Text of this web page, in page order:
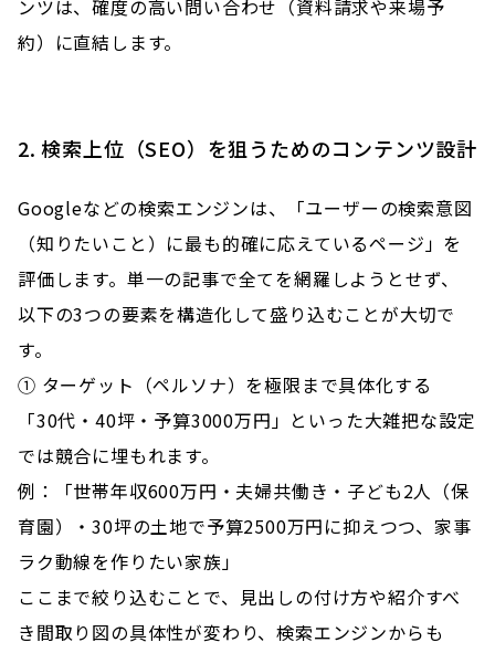
ンツは、確度の高い問い合わせ（資料請求や来場予
約）に直結します。
2. 検索上位（SEO）を狙うためのコンテンツ設計
Googleなどの検索エンジンは、「ユーザーの検索意図
（知りたいこと）に最も的確に応えているページ」を
評価します。単一の記事で全てを網羅しようとせず、
以下の3つの要素を構造化して盛り込むことが大切で
す。
① ターゲット（ペルソナ）を極限まで具体化する
「30代・40坪・予算3000万円」といった大雑把な設定
では競合に埋もれます。
例：「世帯年収600万円・夫婦共働き・子ども2人（保
育園）・30坪の土地で予算2500万円に抑えつつ、家事
ラク動線を作りたい家族」
ここまで絞り込むことで、見出しの付け方や紹介すべ
き間取り図の具体性が変わり、検索エンジンからも